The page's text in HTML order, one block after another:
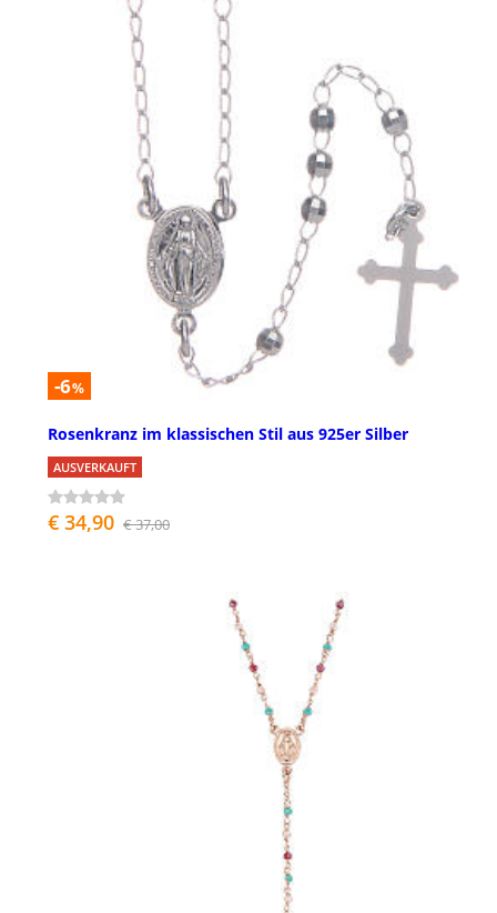
-6%
Rosenkranz im klassischen Stil aus 925er Silber
AUSVERKAUFT
€ 34,90 € 37,00